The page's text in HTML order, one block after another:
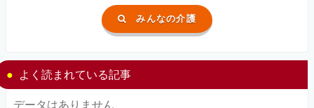
みんなの介護
よく読まれている記事
データはありません